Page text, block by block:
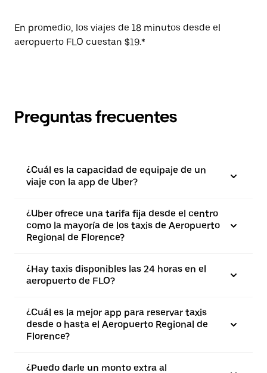
En promedio, los viajes de 18 minutos desde el
aeropuerto FLO cuestan $19.*
Preguntas frecuentes
¿Cuál es la capacidad de equipaje de un
viaje con la app de Uber?
¿Uber ofrece una tarifa fija desde el centro
como la mayoría de los taxis de Aeropuerto
Regional de Florence?
¿Hay taxis disponibles las 24 horas en el
aeropuerto de FLO?
¿Cuál es la mejor app para reservar taxis
desde o hasta el Aeropuerto Regional de
Florence?
¿Puedo darle un monto extra al